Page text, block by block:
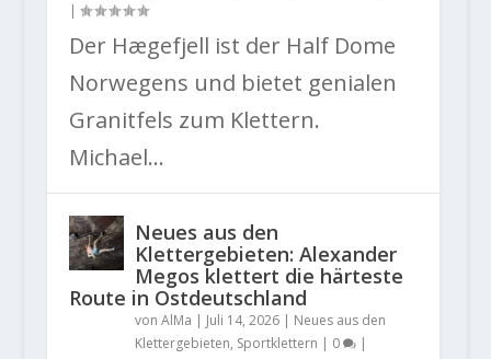
|
Der Hægefjell ist der Half Dome
Norwegens und bietet genialen
Granitfels zum Klettern.
Michael...
Neues aus den
Klettergebieten: Alexander
Megos klettert die härteste
Route in Ostdeutschland
von AlMa | Juli 14, 2026| Neues aus den
Klettergebieten, Sportklettern | 0 |